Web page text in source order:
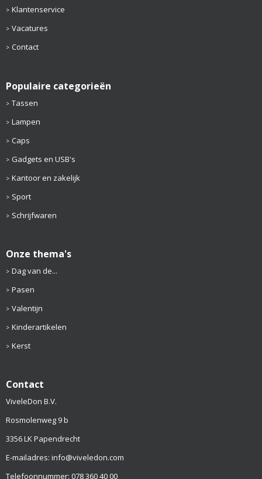
Klantenservice
Vacatures
Contact
Populaire categorieën
Tassen
Lampen
Caps
Gadgets en USB's
Kantoor en zakelijk
Sport
Schrijfwaren
Onze thema's
Dag van de...
Pasen
Valentijn
Kinderartikelen
Kerst
Contact
ViveleDon B.V.
Rosmolenweg 9 b
3356 LK Papendrecht
E-mailadres: info@viveledon.com
Telefoonnummer: 078 360 40 00